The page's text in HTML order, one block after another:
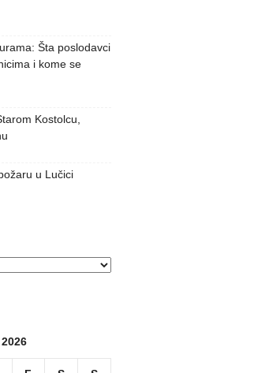
Šta poslodavci
i kome se
Kostolcu,
u Lučici